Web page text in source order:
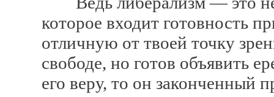
которое входит готовность
отличную от твоей точку
свободе, но готов объявить
его веру, то он законченный